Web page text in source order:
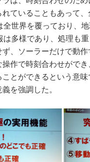
ていることもあって
全世界を覆っており、
は多様であり、処理も
、ソーラーだけで動
作で時刻合わせがで
とができるという意
を強調した。